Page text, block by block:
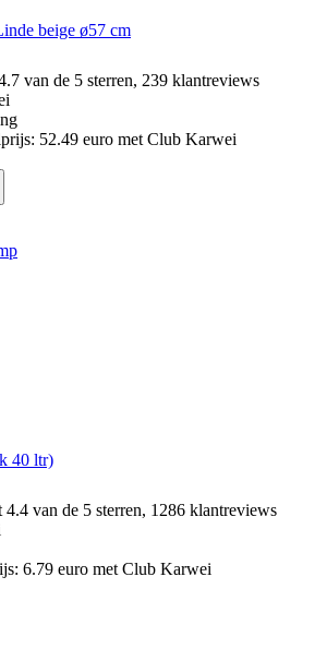
beige ø57 cm
van de 5 sterren, 239 klantreviews
52.49 euro met Club Karwei
40 ltr)
4.4 van de 5 sterren, 1286 klantreviews
6.79 euro met Club Karwei